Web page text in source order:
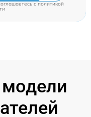
cполитикой